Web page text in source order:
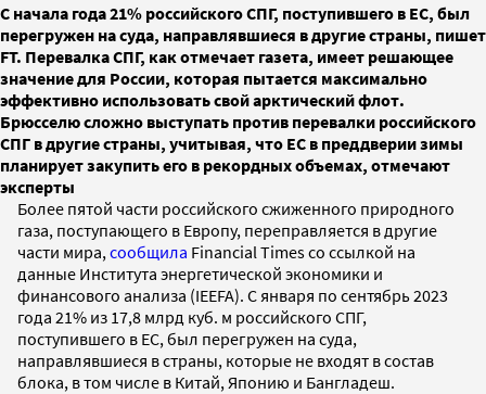
С начала года 21% российского СПГ, поступившего в ЕС, был
перегружен на суда, направлявшиеся в другие страны, пишет
FT. Перевалка СПГ, как отмечает газета, имеет решающее
значение для России, которая пытается максимально
эффективно использовать свой арктический флот.
Брюсселю сложно выступать против перевалки российского
СПГ в другие страны, учитывая, что ЕС в преддверии зимы
планирует закупить его в рекордных объемах, отмечают
эксперты
Более пятой части российского сжиженного природного
газа, поступающего в Европу, переправляется в другие
части мира, сообщила Financial Times со ссылкой на
данные Института энергетической экономики и
финансового анализа (IEEFA). С января по сентябрь 2023
года 21% из 17,8 млрд куб. м российского СПГ,
поступившего в ЕС, был перегружен на суда,
направлявшиеся в страны, которые не входят в состав
блока, в том числе в Китай, Японию и Бангладеш.